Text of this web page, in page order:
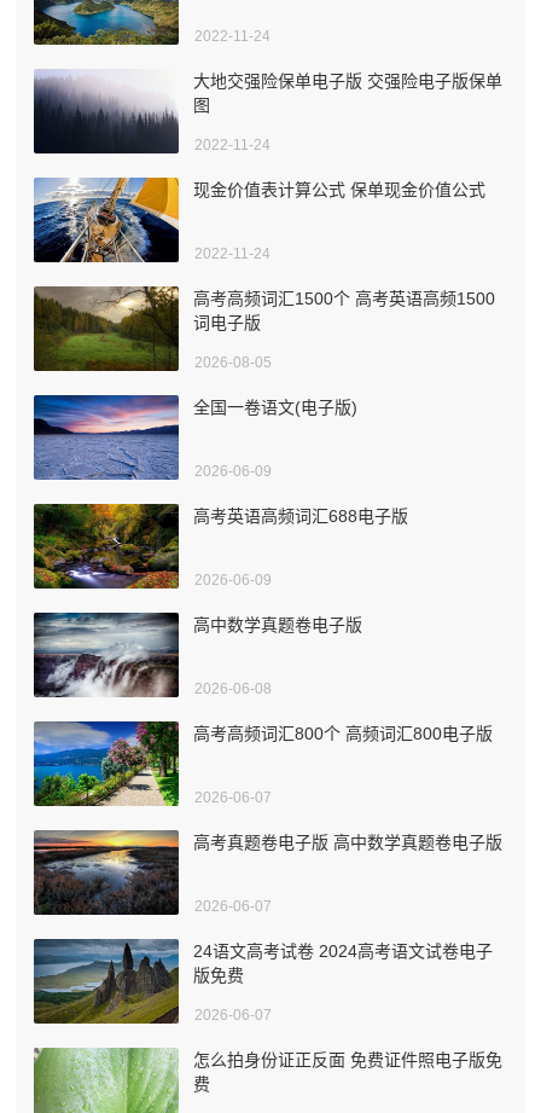
2022-11-24
大地交强险保单电子版 交强险电子版保单
图
2022-11-24
现金价值表计算公式 保单现金价值公式
2022-11-24
高考高频词汇1500个 高考英语高频1500
词电子版
2026-08-05
全国一卷语文(电子版)
2026-06-09
高考英语高频词汇688电子版
2026-06-09
高中数学真题卷电子版
2026-06-08
高考高频词汇800个 高频词汇800电子版
2026-06-07
高考真题卷电子版 高中数学真题卷电子版
2026-06-07
24语文高考试卷 2024高考语文试卷电子
版免费
2026-06-07
怎么拍身份证正反面 免费证件照电子版免
费